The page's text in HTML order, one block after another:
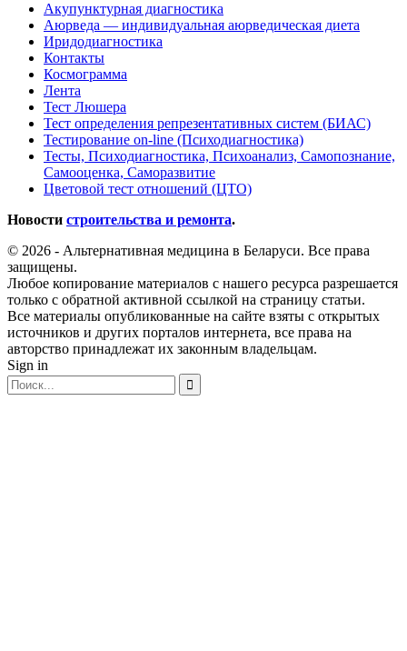
Акупунктурная диагностика
Аюрведа — индивидуальная аюрведическая диета
Иридодиагностика
Контакты
Космограмма
Лента
Тест Люшера
Тест определения репрезентативных систем (БИАС)
Тестирование on-line (Психодиагностика)
Тесты, Психодиагностика, Психоанализ, Самопознание,
Самооценка, Саморазвитие
Цветовой тест отношений (ЦТО)
Новости строительства и ремонта.
© 2026 - Альтернативная медицина в Беларуси. Все права
защищены.
Любое копирование материалов с нашего ресурса разрешается
только с обратной активной ссылкой на страницу статьи.
Все материалы опубликованные на сайте взяты с открытых
источников и других порталов интернета, все права на
авторство принадлежат их законным владельцам.
Sign in